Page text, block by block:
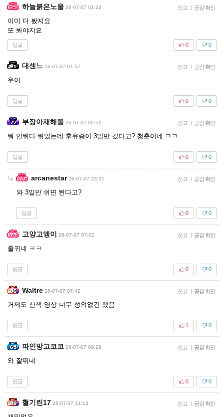
하늘붉은노을 26-07-07 01:23 신고 | 공감 확인
이미 다 봤지요
또 봐야지요
답글 0
0
대센느 26-07-07 01:57 신고 | 공감 확인
우이
답글 0
0
부장아재해돌 26-07-07 02:52 신고 | 공감 확인
뭐 안뛰다 뛰었는데 후유증이 3일만 갔다고? 청춘이네 ㅋㅋ
답글 0
0
arcanestar 26-07-07 23:21 신고 | 공감 확인
와 3일만 쉬면 된다고?
답글 0
0
고양고앵이 26-07-07 07:02 신고 | 공감 확인
졸귀네 ㅋㅋ
답글 0
0
Waltre 26-07-07 07:42 신고 | 공감 확인
거제도 산책 영상 너무 성의없긴 했음
답글 0
1
파인망고코코 26-07-07 09:29 신고 | 공감 확인
와 잘뛰네
답글 0
0
혈기린17 26-07-07 11:13 신고 | 공감 확인